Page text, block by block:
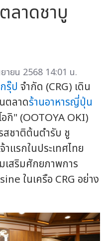
ลาดชาบู
ายน 2568 14:01 น.
รุ๊ป จำกัด (CRG) เดิน
ตลาดร้านอาหารญี่ปุ่น
กิ" (OOTOYA OKI)
สชาติต้นตำรับ ชู
แรกในประเทศไทย
เสริมศักยภาพการ
ในเครือ CRG อย่าง